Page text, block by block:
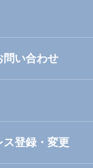
問い合わせ
登録・変更